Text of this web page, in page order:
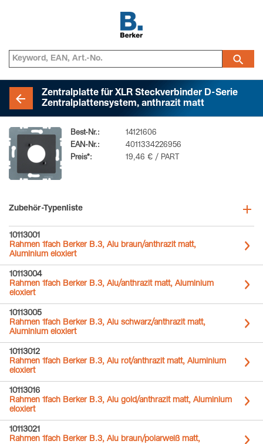
Zentralplatte für XLR Steckverbinder D-Serie
Zentralplattensystem, anthrazit matt
Best-Nr.:
14121606
EAN-Nr.:
4011334226956
Preis*:
19,46 € / PART
Zubehör-Typenliste
10113001
Rahmen 1fach Berker B.3, Alu braun/anthrazit matt,
Aluminium eloxiert
10113004
Rahmen 1fach Berker B.3, Alu/anthrazit matt, Aluminium
eloxiert
10113005
Rahmen 1fach Berker B.3, Alu schwarz/anthrazit matt,
Aluminium eloxiert
10113012
Rahmen 1fach Berker B.3, Alu rot/anthrazit matt, Aluminium
eloxiert
10113016
Rahmen 1fach Berker B.3, Alu gold/anthrazit matt, Aluminium
eloxiert
10113021
Rahmen 1fach Berker B.3, Alu braun/polarweiß matt,